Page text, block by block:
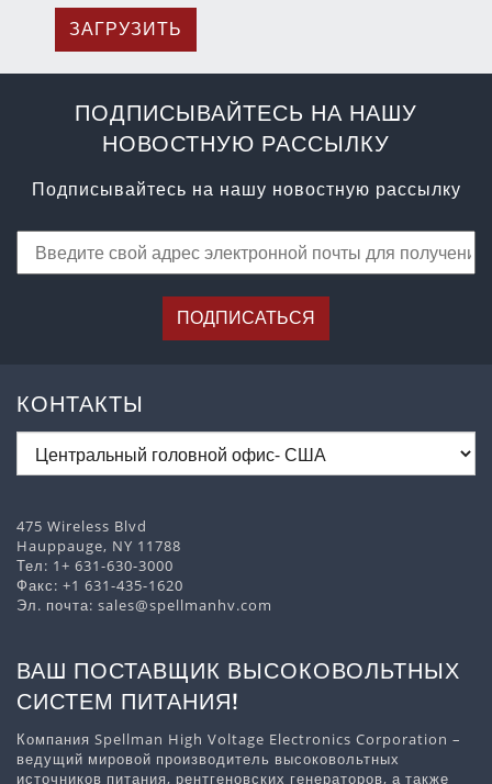
ЗАГРУЗИТЬ
ПОДПИСЫВАЙТЕСЬ НА НАШУ
НОВОСТНУЮ РАССЫЛКУ
Подписывайтесь на нашу новостную рассылку
ПОДПИСАТЬСЯ
КОНТАКТЫ
475 Wireless Blvd
Hauppauge, NY 11788
Тел: 1+ 631-630-3000
Факс: +1 631-435-1620
Эл. почта: sales@spellmanhv.com
ВАШ ПОСТАВЩИК ВЫСОКОВОЛЬТНЫХ
СИСТЕМ ПИТАНИЯ!
Компания Spellman High Voltage Electronics Corporation –
ведущий мировой производитель высоковольтных
источников питания, рентгеновских генераторов, а также